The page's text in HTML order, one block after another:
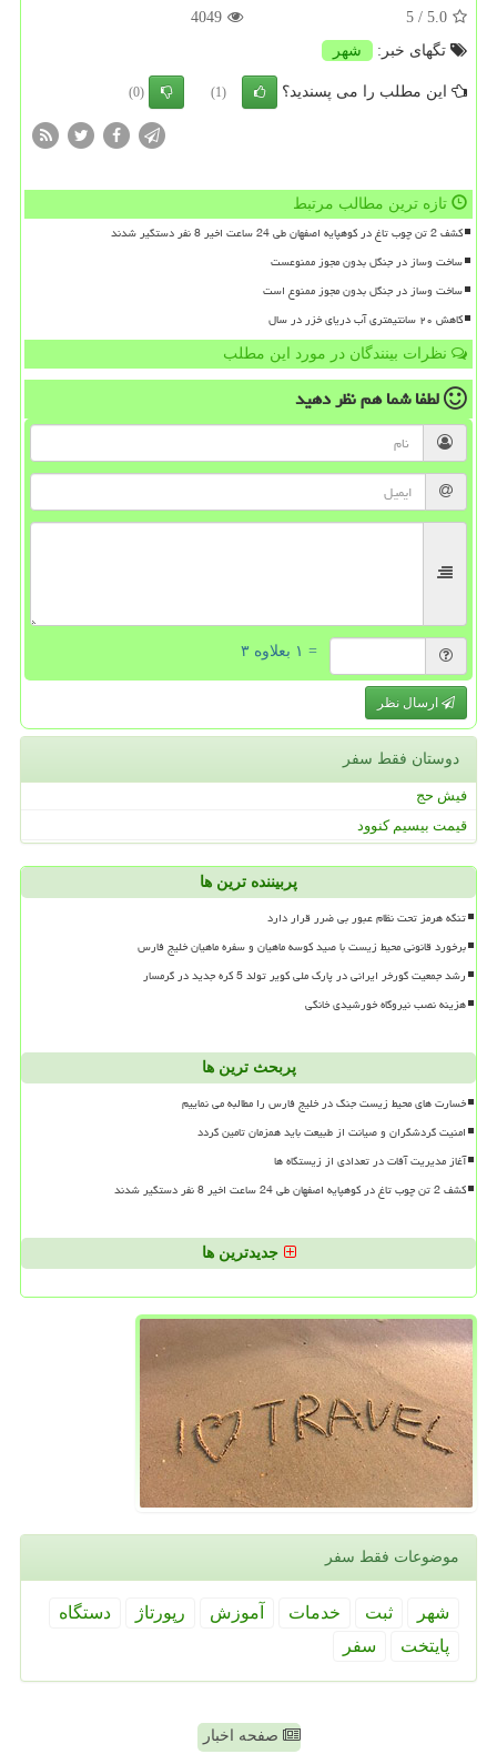
5.0
/ 5
4049
تگهای خبر:
شهر
این مطلب را می پسندید؟ (1)
(0)
تازه ترین مطالب مرتبط
کشف 2 تن چوب تاغ در کوهپایه اصفهان طی 24 ساعت اخیر 8 نفر دستگیر شدند
ساخت وساز در جنگل بدون مجوز ممنوعست
ساخت وساز در جنگل بدون مجوز ممنوع است
کاهش ۲۰ سانتیمتری آب دریای خزر در سال
نظرات بینندگان در مورد این مطلب
لطفا شما همنظر دهید
= ۱ بعلاوه ۳
ارسال نظر
دوستان فقط سفر
فیش حج
قیمت بیسیم کنوود
پربیننده ترین ها
تنگه هرمز تحت نظام عبور بی ضرر قرار دارد
برخورد قانونی محیط زیست با صید کوسه ماهیان و سفره ماهیان خلیج فارس
رشد جمعیت گورخر ایرانی در پارک ملی کویر تولد 5 کره جدید در گرمسار
هزینه نصب نیروگاه خورشیدی خانگی
پربحث ترین ها
خسارت های محیط زیست جنگ در خلیج فارس را مطالبه می نماییم
امنیت گردشگران و صیانت از طبیعت باید همزمان تامین گردد
آغاز مدیریت آفات در تعدادی از زیستگاه ها
کشف 2 تن چوب تاغ در کوهپایه اصفهان طی 24 ساعت اخیر 8 نفر دستگیر شدند
جدیدترین ها
موضوعات فقط سفر
شهر ثبت خدمات آموزش رپورتاژ
دستگاه
پایتخت
سفر
صفحه اخبار